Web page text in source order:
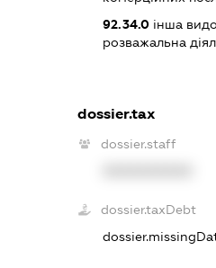
92.34.0інша
розважальна
dossier.tax
dossier.staff
dossier.taxDebt